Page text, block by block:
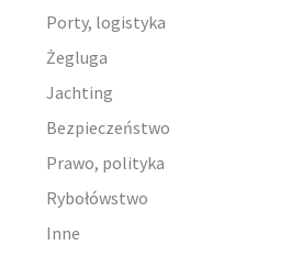
Porty, logistyka
Żegluga
Jachting
Bezpieczeństwo
Prawo, polityka
Rybołówstwo
Inne